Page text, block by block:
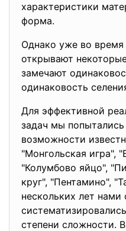
характеристики
форма.
Однако уже во
открывают
замечают
одинаковость
Для эффективной
задач мы
возможности
"Монгольская игра",
"Колумбово яйцо",
круг", "Пентамино",
нескольких лет нами
степени сложности.